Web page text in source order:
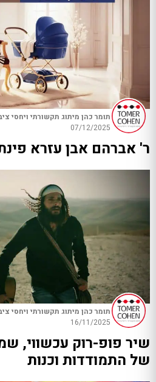
תומר כהן מיתוג תקשורתי ויחסי
07/12/2025
ר' אברהם אבן עזרא
תומר כהן מיתוג תקשורתי ויחסי
16/11/2025
שיר פופ-רוק עכשווי,
של התמודדות וכנות